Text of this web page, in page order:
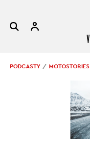
PODCASTY MOTOSTORIES